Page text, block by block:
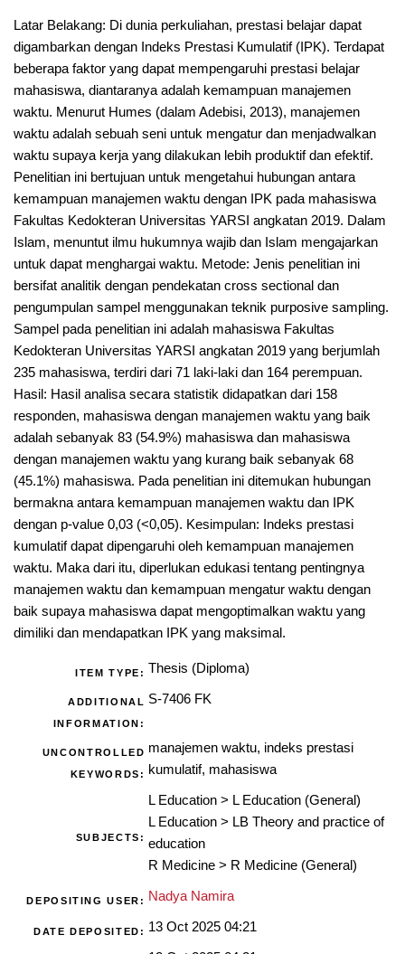
Latar Belakang: Di dunia perkuliahan, prestasi belajar dapat
digambarkan dengan Indeks Prestasi Kumulatif (IPK). Terdapat
beberapa faktor yang dapat mempengaruhi prestasi belajar
mahasiswa, diantaranya adalah kemampuan manajemen
waktu. Menurut Humes (dalam Adebisi, 2013), manajemen
waktu adalah sebuah seni untuk mengatur dan menjadwalkan
waktu supaya kerja yang dilakukan lebih produktif dan efektif.
Penelitian ini bertujuan untuk mengetahui hubungan antara
kemampuan manajemen waktu dengan IPK pada mahasiswa
Fakultas Kedokteran Universitas YARSI angkatan 2019. Dalam
Islam, menuntut ilmu hukumnya wajib dan Islam mengajarkan
untuk dapat menghargai waktu. Metode: Jenis penelitian ini
bersifat analitik dengan pendekatan cross sectional dan
pengumpulan sampel menggunakan teknik purposive sampling.
Sampel pada penelitian ini adalah mahasiswa Fakultas
Kedokteran Universitas YARSI angkatan 2019 yang berjumlah
235 mahasiswa, terdiri dari 71 laki-laki dan 164 perempuan.
Hasil: Hasil analisa secara statistik didapatkan dari 158
responden, mahasiswa dengan manajemen waktu yang baik
adalah sebanyak 83 (54.9%) mahasiswa dan mahasiswa
dengan manajemen waktu yang kurang baik sebanyak 68
(45.1%) mahasiswa. Pada penelitian ini ditemukan hubungan
bermakna antara kemampuan manajemen waktu dan IPK
dengan p-value 0,03 (<0,05). Kesimpulan: Indeks prestasi
kumulatif dapat dipengaruhi oleh kemampuan manajemen
waktu. Maka dari itu, diperlukan edukasi tentang pentingnya
manajemen waktu dan kemampuan mengatur waktu dengan
baik supaya mahasiswa dapat mengoptimalkan waktu yang
dimiliki dan mendapatkan IPK yang maksimal.
ITEM TYPE: Thesis (Diploma)
ADDITIONAL
INFORMATION:
S-7406 FK
UNCONTROLLED
KEYWORDS:
manajemen waktu, indeks prestasi
kumulatif, mahasiswa
SUBJECTS:
L Education> L Education (General)
L Education> LB Theory and practice of
education
R Medicine> R Medicine (General)
DEPOSITING USER: Nadya Namira
DATE DEPOSITED: 13 Oct 2025 04:21